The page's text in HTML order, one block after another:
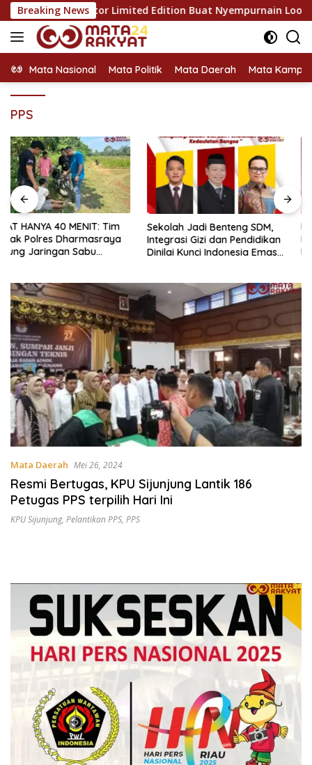
Langsung
ke
konten
Breaking News
Motor Limited Edition Buat Nyempurnain Look Retro-
Mata Nasional Mata Politik Mata Daerah Mata
PPS
Sekolah Jadi Benteng SDM,
Integrasi Gizi dan Pendidikan
Dinilai Kunci Indonesia Emas
KPU Dorong Pendidikan
Pemilih Berkelanjutan untuk
Meningkatkan Kualitas
Mata Daerah Mei 26, 2024
Resmi Bertugas, KPU Sijunjung Lantik 186
Petugas PPS terpilih Hari Ini
KPU Sijunjung, Pelantikan PPS, PPS